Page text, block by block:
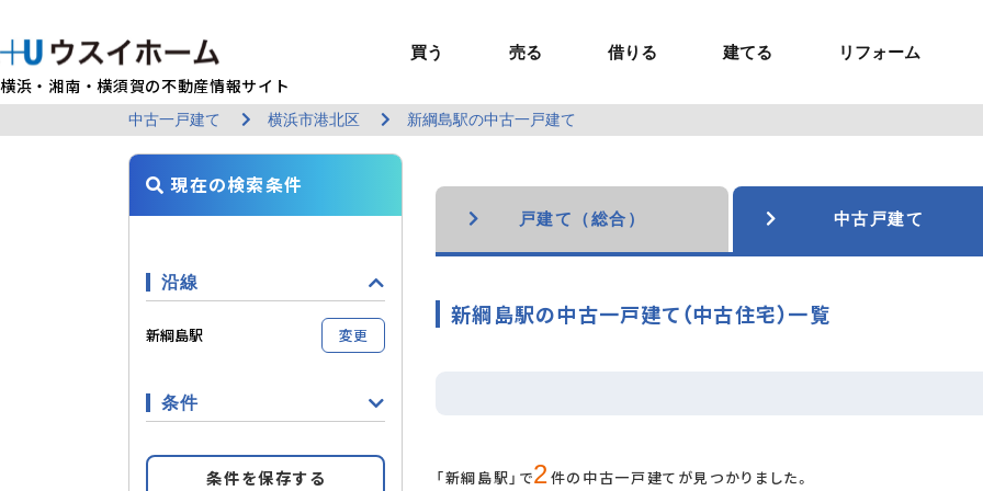
横浜・湘南・横須賀の不動産情報サイト
買う
BUY
買う 戸建て（総合）
新築戸建て
土地
ラグジュアリー物件
マイページ
売る
SELL
売る 売るTOP
建物状況調査
（インスペクション）
レントホーム
借りる
RENT
借りる 賃貸住宅TOP
エリアから探す
建てる
U-CASA
建てる 建てるTOP
U-nifty（定額制注文住宅）
ウスイホームの家づくり
お問い合わせ
リフォーム
REFORM
リフォーム リフォームTOP
ウスイのリフォームの魅力
ショールーム
MANAGEMENT
貸す 貸すTOP
お悩み解決
セミナー・講座
COMPANY INFO
企業情報 企業情報TOP
店舗情報
中古一戸建て 横浜市港北区 新綱島駅の中古一戸建て
戸建て（総合） 中古戸建て
新綱島駅の中古一戸建て（中古住宅）一覧
「新綱島駅」で2件の中古一戸建てが見つかりました。
現在の検索条件
沿線
新綱島駅 変更
条件
条件を保存する